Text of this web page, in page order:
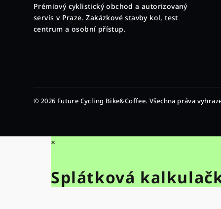
Prémiový cyklistický obchod a autorizovaný
servis v Praze. Zakázkové stavby kol, test
centrum a osobní přístup.
© 2026 Future Cycling Bike&Coffee. Všechna práva
×
Splátková